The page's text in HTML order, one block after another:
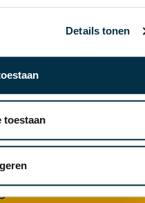
Details tonen
toestaan